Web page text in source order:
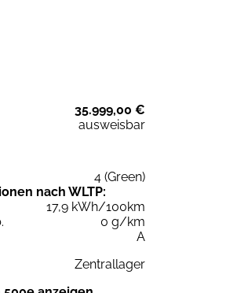
35.999,00 €
ausweisbar
4 (Green)
nach WLTP:
17,9 kWh/100km
0 g/km
A
Zentrallager